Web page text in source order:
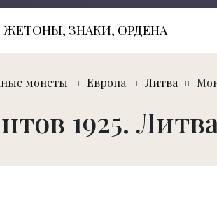
ЗНАКИ, ОРДЕНА
монеты Европа Литва
1925.